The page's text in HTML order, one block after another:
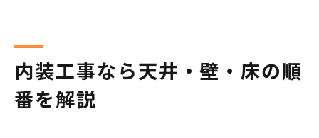
内装工事なら天井・壁・床の順
番を解説